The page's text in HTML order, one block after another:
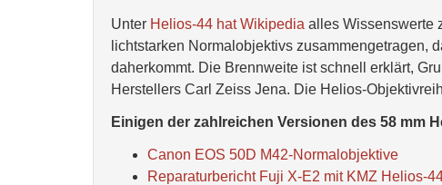
Unter Helios-44 hat Wikipedia alles Wissenswerte
lichtstarken Normalobjektivs zusammengetragen,
daherkommt. Die Brennweite ist schnell erklärt,
Herstellers Carl Zeiss Jena. Die Helios-
Einigen der zahlreichen Versionen des 58 mm
Canon EOS 50D M42-Normalobjektive
Reparaturbericht Fuji X-E2 mit KMZ Helios-